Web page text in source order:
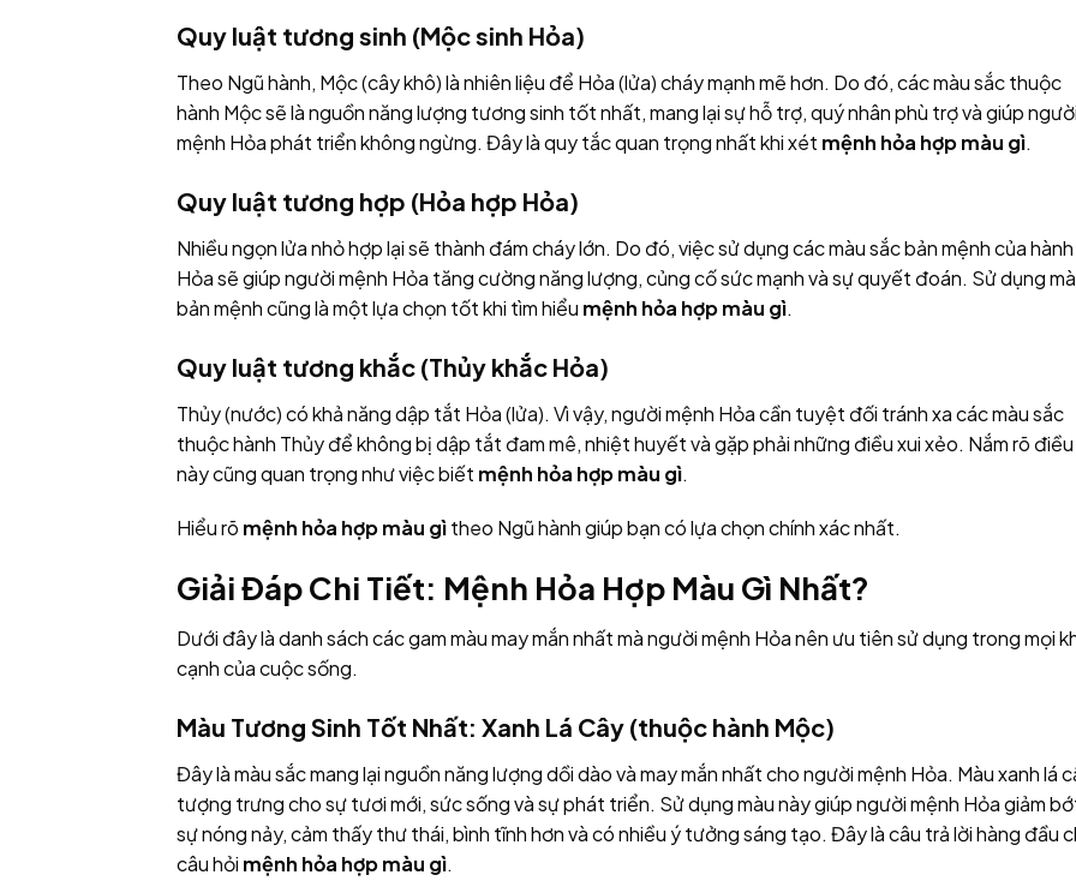
Quy luật tương sinh (Mộc sinh Hỏa)
Theo Ngũ hành, Mộc (cây khô) là nhiên liệu để Hỏa (lửa) cháy mạnh mẽ hơn. Do đó, các màu sắc thuộc
hành Mộc sẽ là nguồn năng lượng tương sinh tốt nhất, mang lại sự hỗ trợ, quý nhân phù trợ và giúp
mệnh Hỏa phát triển không ngừng. Đây là quy tắc quan trọng nhất khi xét mệnh hỏa hợp màu gì.
Quy luật tương hợp (Hỏa hợp Hỏa)
Nhiều ngọn lửa nhỏ hợp lại sẽ thành đám cháy lớn. Do đó, việc sử dụng các màu sắc bản mệnh của hành
Hỏa sẽ giúp người mệnh Hỏa tăng cường năng lượng, củng cố sức mạnh và sự quyết đoán. Sử dụng
bản mệnh cũng là một lựa chọn tốt khi tìm hiểu mệnh hỏa hợp màu gì.
Quy luật tương khắc (Thủy khắc Hỏa)
Thủy (nước) có khả năng dập tắt Hỏa (lửa). Vì vậy, người mệnh Hỏa cần tuyệt đối tránh xa các màu sắc
thuộc hành Thủy để không bị dập tắt đam mê, nhiệt huyết và gặp phải những điều xui xẻo. Nắm rõ điều
này cũng quan trọng như việc biết mệnh hỏa hợp màu gì.
Hiểu rõ mệnh hỏa hợp màu gìtheo Ngũ hành giúp bạn có lựa chọn chính xác nhất.
Giải Đáp Chi Tiết: Mệnh Hỏa Hợp Màu Gì Nhất?
Dưới đây là danh sách các gam màu may mắn nhất mà người mệnh Hỏa nên ưu tiên sử dụng trong mọi
cạnh của cuộc sống.
Màu Tương Sinh Tốt Nhất: Xanh Lá Cây (thuộc hành Mộc)
Đây là màu sắc mang lại nguồn năng lượng dồi dào và may mắn nhất cho người mệnh Hỏa. Màu xanh lá
tượng trưng cho sự tươi mới, sức sống và sự phát triển. Sử dụng màu này giúp người mệnh Hỏa giảm
sự nóng nảy, cảm thấy thư thái, bình tĩnh hơn và có nhiều ý tưởng sáng tạo. Đây là câu trả lời hàng đầu
câu hỏi mệnh hỏa hợp màu gì.